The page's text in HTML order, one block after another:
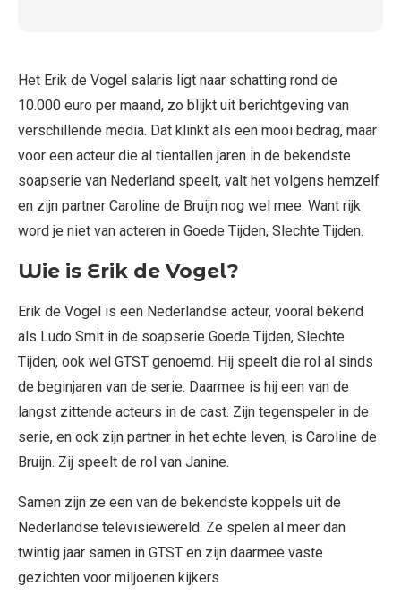
Het Erik de Vogel salaris ligt naar schatting rond de
10.000 euro per maand, zo blijkt uit berichtgeving van
verschillende media. Dat klinkt als een mooi bedrag, maar
voor een acteur die al tientallen jaren in de bekendste
soapserie van Nederland speelt, valt het volgens hemzelf
en zijn partner Caroline de Bruijn nog wel mee. Want rijk
word je niet van acteren in Goede Tijden, Slechte Tijden.
Wie is Erik de Vogel?
Erik de Vogel is een Nederlandse acteur, vooral bekend
als Ludo Smit in de soapserie Goede Tijden, Slechte
Tijden, ook wel GTST genoemd. Hij speelt die rol al sinds
de beginjaren van de serie. Daarmee is hij een van de
langst zittende acteurs in de cast. Zijn tegenspeler in de
serie, en ook zijn partner in het echte leven, is Caroline de
Bruijn. Zij speelt de rol van Janine.
Samen zijn ze een van de bekendste koppels uit de
Nederlandse televisiewereld. Ze spelen al meer dan
twintig jaar samen in GTST en zijn daarmee vaste
gezichten voor miljoenen kijkers.